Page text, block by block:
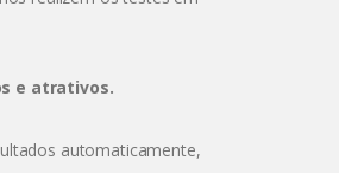
e atrativos.
automaticamente,